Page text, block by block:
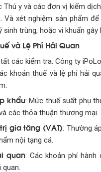
Thú y và các đơn vị kiểm
Và xét nghiệm sản phẩm
sinh trùng, hoặc vi khuẩn gây
và Lệ Phí Hải Quan
các kiểm tra. Công ty
khoản thuế và lệ phí hải
khẩu: Mức thuế suất phụ
các thỏa thuận thương mại.
gia tăng (VAT): Thường
nội tạng cá.
quan: Các khoản phí hành
quan.